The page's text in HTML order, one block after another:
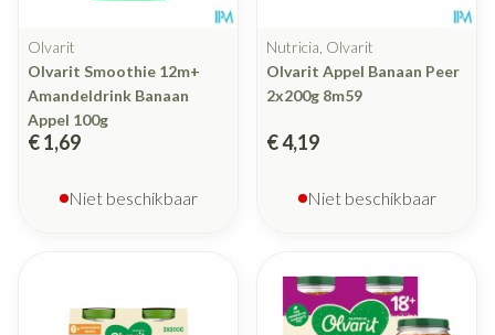
Olvarit
Olvarit Smoothie 12m+
Amandeldrink Banaan
Appel 100g
€ 1,69
Niet beschikbaar
Nutricia, Olvarit
Olvarit Appel Banaan Peer
2x200g 8m59
€ 4,19
Niet beschikbaar